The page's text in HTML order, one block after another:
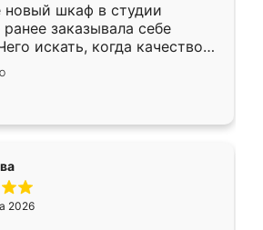
новый шкаф в студии
ранее заказывала себе
искать, когда качеством
Служит кухня уже почти
нет.
2026